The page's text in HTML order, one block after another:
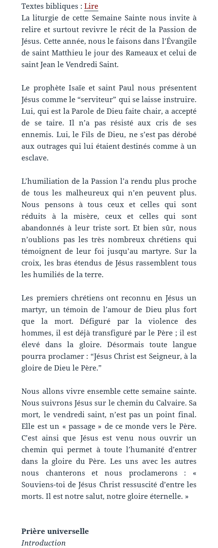
Textes bibliques :Lire
La liturgie de cette Semaine Sainte nous invite à
relire et surtout revivre le récit de la Passion de
Jésus. Cette année, nous le faisons dans l’Évangile
de saint Matthieu le jour des Rameaux et celui de
saint Jean le Vendredi Saint.
Le prophète Isaïe et saint Paul nous présentent
Jésus comme le “serviteur” qui se laisse instruire.
Lui, qui est la Parole de Dieu faite chair, a accepté
de se taire. Il n’a pas résisté aux cris de ses
ennemis. Lui, le Fils de Dieu, ne s’est pas dérobé
aux outrages qui lui étaient destinés comme à un
esclave.
L’humiliation de la Passion l’a rendu plus proche
de tous les malheureux qui n’en peuvent plus.
Nous pensons à tous ceux et celles qui sont
réduits à la misère, ceux et celles qui sont
abandonnés à leur triste sort. Et bien sûr, nous
n’oublions pas les très nombreux chrétiens qui
témoignent de leur foi jusqu’au martyre. Sur la
croix, les bras étendus de Jésus rassemblent tous
les humiliés de la terre.
Les premiers chrétiens ont reconnu en Jésus un
martyr, un témoin de l’amour de Dieu plus fort
que la mort. Défiguré par la violence des
hommes, il est déjà transfiguré par le Père ; il est
élevé dans la gloire. Désormais toute langue
pourra proclamer : “Jésus Christ est Seigneur, à la
gloire de Dieu le Père.”
Nous allons vivre ensemble cette semaine sainte.
Nous suivrons Jésus sur le chemin du Calvaire. Sa
mort, le vendredi saint, n’est pas un point final.
Elle est un « passage » de ce monde vers le Père.
C’est ainsi que Jésus est venu nous ouvrir un
chemin qui permet à toute l’humanité d’entrer
dans la gloire du Père. Les uns avec les autres
nous chanterons et nous proclamerons : «
Souviens-toi de Jésus Christ ressuscité d’entre les
morts. Il est notre salut, notre gloire éternelle. »
Prière universelle
Introduction